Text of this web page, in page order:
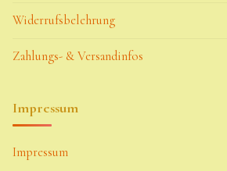
Widerrufsbelehrung
Zahlungs- & Versandinfos
Impressum
Impressum